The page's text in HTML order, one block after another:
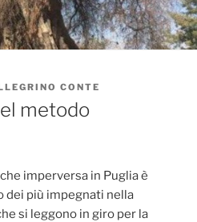
CONTE
metodo
che imperversa in Puglia è
più impegnati nella
si leggono in giro per la